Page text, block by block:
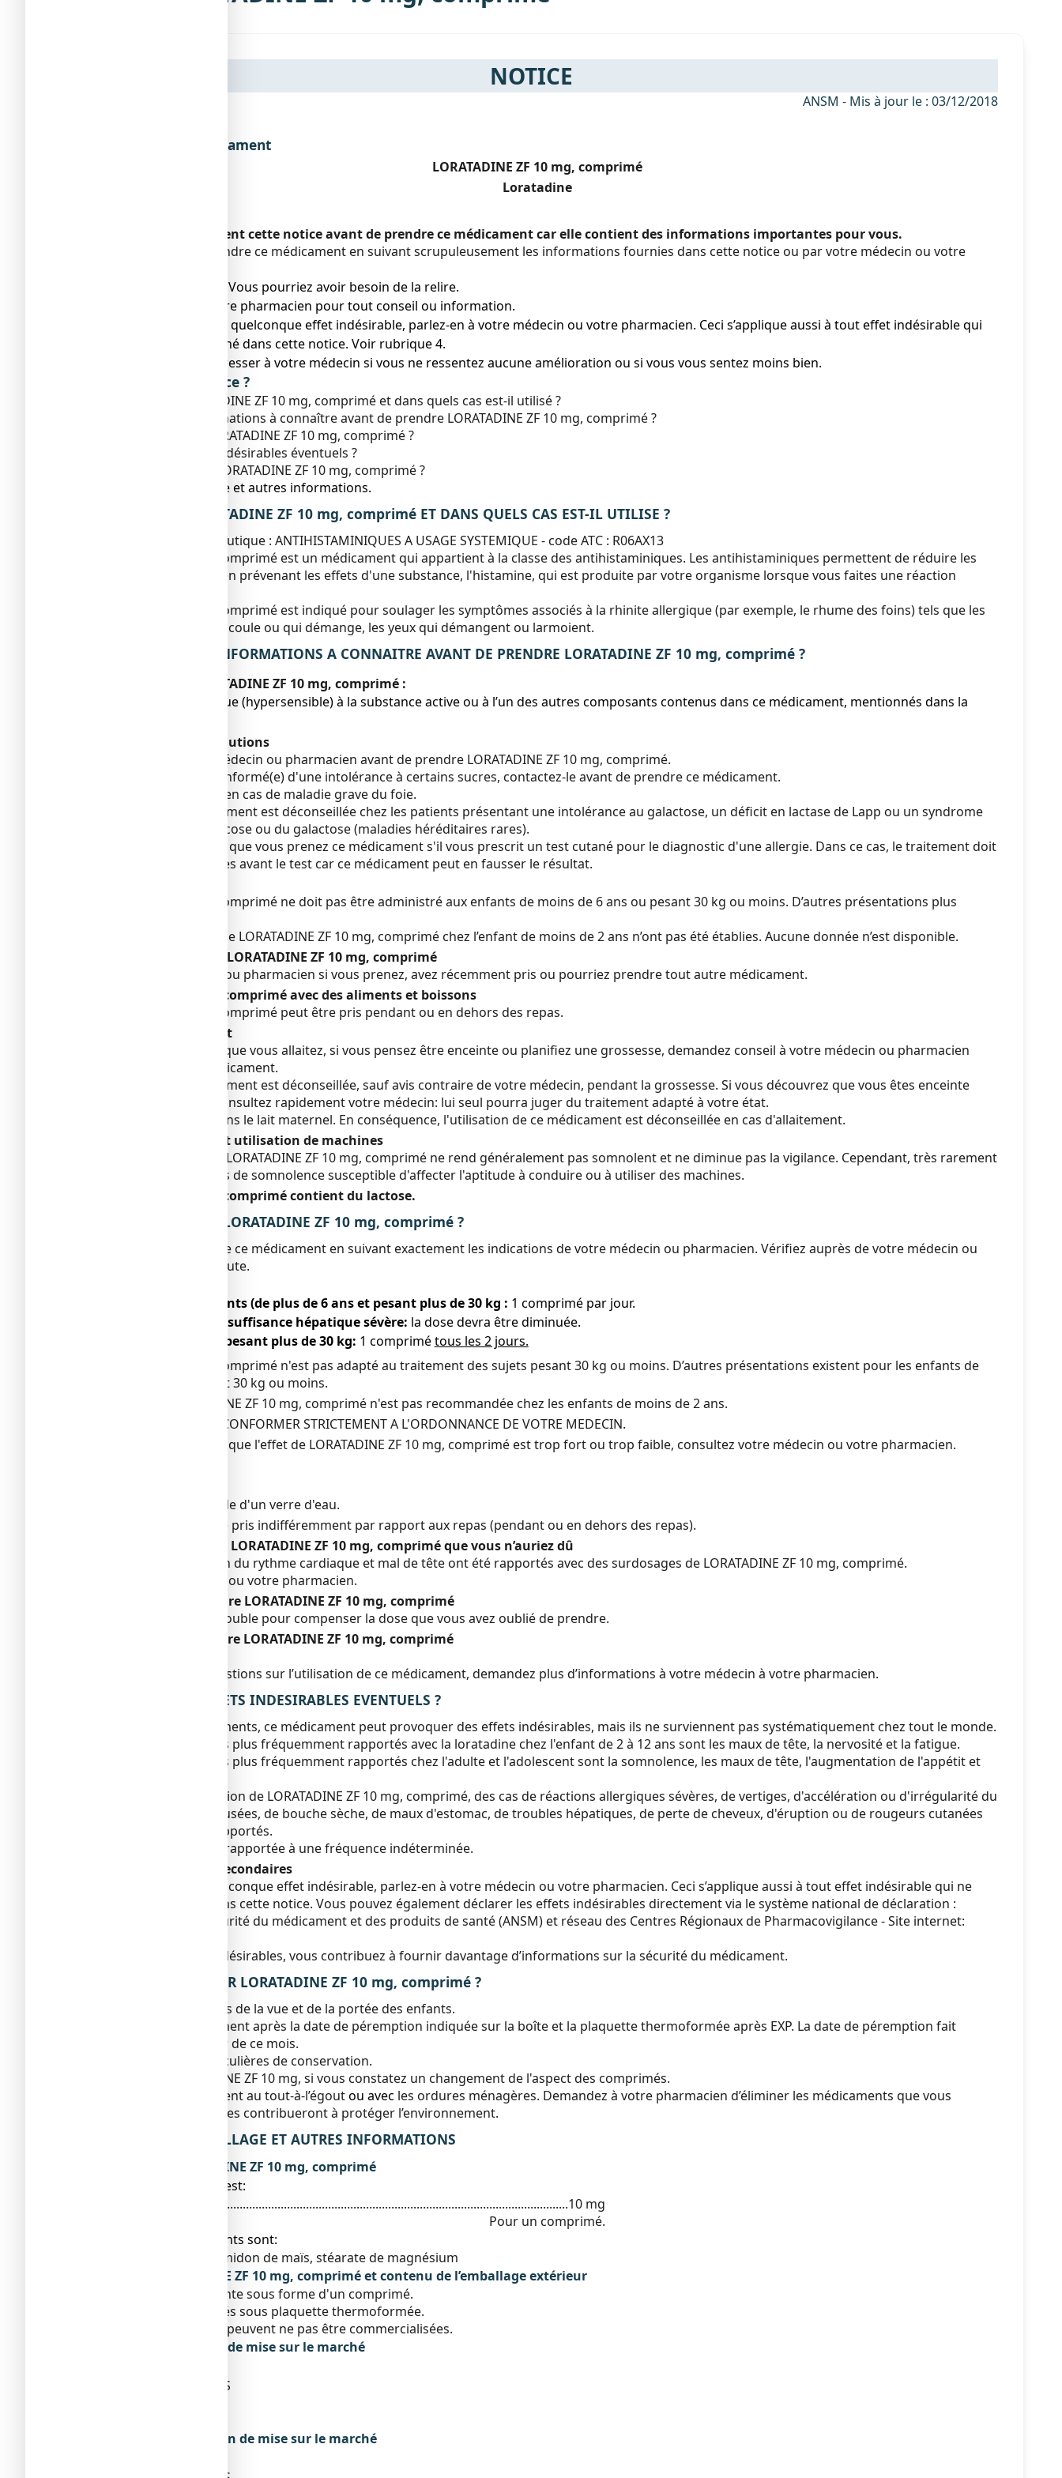
NOTICE
ANSM - Mis à jour le : 03/12/2018
Dénomination du médicament
LORATADINE ZF 10 mg, comprimé
Loratadine
Veuillez lire attentivement cette notice avant de prendre ce médicament car elle contient des informations importantes pour vous.
Vous devez toujours prendre ce médicament en suivant scrupuleusement les informations fournies dans cette notice ou par votre médecin ou votre
● Gardez cette notice. Vous pourriez avoir besoin de la relire.
● Adressez-vous à votre pharmacien pour tout conseil ou information.
● Si vous ressentez un quelconque effet indésirable, parlez-en à votre médecin ou votre pharmacien. Ceci s’applique aussi à tout effet indésirable qui
ne serait pas mentionné dans cette notice. Voir rubrique 4.
● Vous devez vous adresser à votre médecin si vous ne ressentez aucune amélioration ou si vous vous sentez moins bien.
Que contient cette notice ?
1. Qu'est-ce que LORATADINE ZF 10 mg, comprimé et dans quels cas est-il utilisé ?
2. Quelles sont les informations à connaître avant de prendre LORATADINE ZF 10 mg, comprimé ?
3. Comment prendre LORATADINE ZF 10 mg, comprimé ?
4. Quels sont les effets indésirables éventuels ?
5. Comment conserver LORATADINE ZF 10 mg, comprimé ?
6. Contenu de l’emballage et autres informations.
1. QU’EST-CE QUE LORATADINE ZF 10 mg, comprimé ET DANS QUELS CAS EST-IL UTILISE ?
Classe pharmacothérapeutique : ANTIHISTAMINIQUES A USAGE SYSTEMIQUE - code ATC : R06AX13
LORATADINE ZF 10 mg, comprimé est un médicament qui appartient à la classe des antihistaminiques. Les antihistaminiques permettent de réduire les
symptômes de l'allergie en prévenant les effets d'une substance, l'histamine, qui est produite par votre organisme lorsque vous faites une réaction
LORATADINE ZF 10 mg, comprimé est indiqué pour soulager les symptômes associés à la rhinite allergique (par exemple, le rhume des foins) tels que les
éternuements, le nez qui coule ou qui démange, les yeux qui démangent ou larmoient.
2. QUELLES SONT LES INFORMATIONS A CONNAITRE AVANT DE PRENDRE LORATADINE ZF 10 mg, comprimé ?
Ne prenez jamais LORATADINE ZF 10 mg, comprimé :
● Si vous êtes allergique (hypersensible) à la substance active ou à l’un des autres composants contenus dans ce médicament, mentionnés dans la
Avertissements et précautions
Adressez-vous à votre médecin ou pharmacien avant de prendre LORATADINE ZF 10 mg, comprimé.
Si votre médecin vous a informé(e) d'une intolérance à certains sucres, contactez-le avant de prendre ce médicament.
Prévenez votre médecin en cas de maladie grave du foie.
L'utilisation de ce médicament est déconseillée chez les patients présentant une intolérance au galactose, un déficit en lactase de Lapp ou un syndrome
de malabsorption du glucose ou du galactose (maladies héréditaires rares).
Signalez à votre médecin que vous prenez ce médicament s'il vous prescrit un test cutané pour le diagnostic d'une allergie. Dans ce cas, le traitement doit
être interrompu 48 heures avant le test car ce médicament peut en fausser le résultat.
LORATADINE ZF 10 mg, comprimé ne doit pas être administré aux enfants de moins de 6 ans ou pesant 30 kg ou moins. D’autres présentations plus
L’efficacité et la sécurité de LORATADINE ZF 10 mg, comprimé chez l’enfant de moins de 2 ans n’ont pas été établies. Aucune donnée n’est disponible.
Autres médicaments et LORATADINE ZF 10 mg, comprimé
Informez votre médecin ou pharmacien si vous prenez, avez récemment pris ou pourriez prendre tout autre médicament.
LORATADINE ZF 10 mg, comprimé avec des aliments et boissons
LORATADINE ZF 10 mg, comprimé peut être pris pendant ou en dehors des repas.
Grossesse et allaitement
Si vous êtes enceinte ou que vous allaitez, si vous pensez être enceinte ou planifiez une grossesse, demandez conseil à votre médecin ou pharmacien
avant de prendre ce médicament.
L'utilisation de ce médicament est déconseillée, sauf avis contraire de votre médecin, pendant la grossesse. Si vous découvrez que vous êtes enceinte
pendant le traitement, consultez rapidement votre médecin: lui seul pourra juger du traitement adapté à votre état.
Ce médicament passe dans le lait maternel. En conséquence, l'utilisation de ce médicament est déconseillée en cas d'allaitement.
Conduite de véhicules et utilisation de machines
A la dose thérapeutique, LORATADINE ZF 10 mg, comprimé ne rend généralement pas somnolent et ne diminue pas la vigilance. Cependant, très rarement
ont été rapportés des cas de somnolence susceptible d'affecter l'aptitude à conduire ou à utiliser des machines.
LORATADINE ZF 10 mg, comprimé contient du lactose.
3. COMMENT PRENDRE LORATADINE ZF 10 mg, comprimé ?
Veillez à toujours prendre ce médicament en suivant exactement les indications de votre médecin ou pharmacien. Vérifiez auprès de votre médecin ou
pharmacien en cas de doute.
Adultes et adolescents (de plus de 6 ans et pesant plus de 30 kg : 1 comprimé par jour.
Sujets ayant une insuffisance hépatique sévère: la dose devra être diminuée.
Adultes et enfants pesant plus de 30 kg: 1 comprimétous les 2 jours.
LORATADINE ZF 10 mg, comprimé n'est pas adapté au traitement des sujets pesant 30 kg ou moins. D’autres présentations existent pour les enfants de
moins de 6 ans ou pesant 30 kg ou moins.
L'utilisation de LORATADINE ZF 10 mg, comprimé n'est pas recommandée chez les enfants de moins de 2 ans.
DANS TOUS LES CAS, SE CONFORMER STRICTEMENT A L'ORDONNANCE DE VOTRE MEDECIN.
Si vous avez l'impression que l'effet de LORATADINE ZF 10 mg, comprimé est trop fort ou trop faible, consultez votre médecin ou votre pharmacien.
Avaler le comprimé à l'aide d'un verre d'eau.
Ce médicament peut être pris indifféremment par rapport aux repas (pendant ou en dehors des repas).
Si vous avez pris plus de LORATADINE ZF 10 mg, comprimé que vous n’auriez dû
Somnolence, accélération du rythme cardiaque et mal de tête ont été rapportés avec des surdosages de LORATADINE ZF 10 mg, comprimé.
Consultez votre médecin ou votre pharmacien.
Si vous oubliez de prendre LORATADINE ZF 10 mg, comprimé
Ne prenez pas de dose double pour compenser la dose que vous avez oublié de prendre.
Si vous arrêtez de prendre LORATADINE ZF 10 mg, comprimé
Si vous avez d’autres questions sur l’utilisation de ce médicament, demandez plus d’informations à votre médecin à votre pharmacien.
4. QUELS SONT LES EFFETS INDESIRABLES EVENTUELS ?
Comme tous les médicaments, ce médicament peut provoquer des effets indésirables, mais ils ne surviennent pas systématiquement chez tout le monde.
Les effets indésirables les plus fréquemment rapportés avec la loratadine chez l'enfant de 2 à 12 ans sont les maux de tête, la nervosité et la fatigue.
Les effets indésirables les plus fréquemment rapportés chez l'adulte et l'adolescent sont la somnolence, les maux de tête, l'augmentation de l'appétit et
Depuis la commercialisation de LORATADINE ZF 10 mg, comprimé, des cas de réactions allergiques sévères, de vertiges, d'accélération ou d'irrégularité du
rythme cardiaque, de nausées, de bouche sèche, de maux d'estomac, de troubles hépatiques, de perte de cheveux, d'éruption ou de rougeurs cutanées
ont été très rarement rapportés.
Une prise de poids a été rapportée à une fréquence indéterminée.
Déclaration des effets secondaires
Si vous ressentez un quelconque effet indésirable, parlez-en à votre médecin ou votre pharmacien. Ceci s’applique aussi à tout effet indésirable qui ne
serait pas mentionné dans cette notice. Vous pouvez également déclarer les effets indésirables directement via le système national de déclaration :
Agence nationale de sécurité du médicament et des produits de santé (ANSM) et réseau des Centres Régionaux de Pharmacovigilance - Site internet:
En signalant les effets indésirables, vous contribuez à fournir davantage d’informations sur la sécurité du médicament.
5. COMMENT CONSERVER LORATADINE ZF 10 mg, comprimé ?
Tenir ce médicament hors de la vue et de la portée des enfants.
N’utilisez pas ce médicament après la date de péremption indiquée sur la boîte et la plaquette thermoformée après EXP. La date de péremption fait
référence au dernier jour de ce mois.
Pas de précautions particulières de conservation.
Ne pas utiliser LORATADINE ZF 10 mg, si vous constatez un changement de l'aspect des comprimés.
Ne jetez aucun médicament au tout-à-l’égoutou avec les ordures ménagères. Demandez à votre pharmacien d’éliminer les médicaments que vous
n’utilisez plus. Ces mesures contribueront à protéger l’environnement.
6. CONTENU DE L’EMBALLAGE ET AUTRES INFORMATIONS
Ce que contient LORATADINE ZF 10 mg, comprimé
● La substance active est:
Loratadine.................................................................................................................................10 mg
Pour un comprimé.
● Les autres composants sont:
Lactose monohydraté, amidon de maïs, stéarate de magnésium
Qu’est-ce que LORATADINE ZF 10 mg, comprimé et contenu de l’emballage extérieur
Ce médicament se présente sous forme d'un comprimé.
Boîte de 5 ou 7 comprimés sous plaquette thermoformée.
Toutes les présentations peuvent ne pas être commercialisées.
Titulaire de l’autorisation de mise sur le marché
ZAC LES HAUTES PATURES
Exploitant de l’autorisation de mise sur le marché